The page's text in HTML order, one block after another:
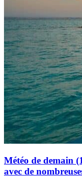
Météo de demain
avec de